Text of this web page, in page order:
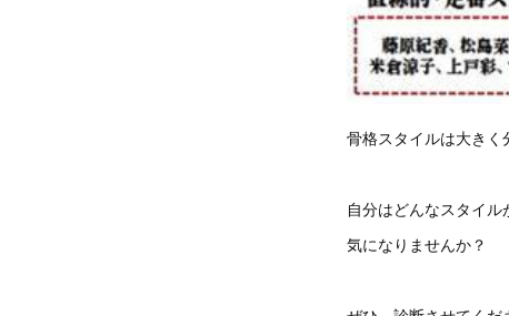
骨格スタイルは大きく
自分はどんなスタイル
気になりませんか？